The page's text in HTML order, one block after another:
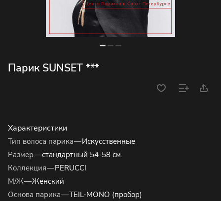
Парик SUNSET ***
Характеристики
Тип волоса парика—Искусственные
Размер—стандартный 54-58 см.
Коллекция—PERUCCI
М/Ж—Женский
Основа парика—TEIL-MONO (пробор)